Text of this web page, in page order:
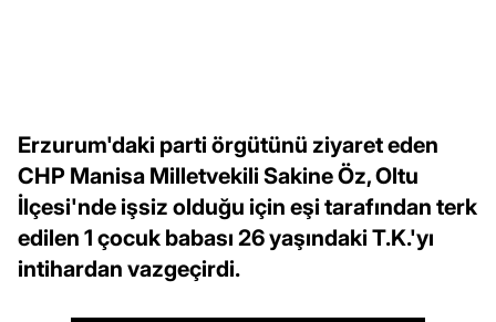
Erzurum'daki parti örgütünü ziyaret eden
CHP Manisa Milletvekili Sakine Öz, Oltu
İlçesi'nde işsiz olduğu için eşi tarafından terk
edilen 1 çocuk babası 26 yaşındaki T.K.'yı
intihardan vazgeçirdi.